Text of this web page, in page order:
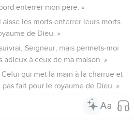
enterrer mon père. »
les morts enterrer leurs morts
de Dieu. »
Seigneur, mais permets-moi
adieux à ceux de ma maison. »
qui met la main à la charrue et
fait pour le royaume de Dieu. »